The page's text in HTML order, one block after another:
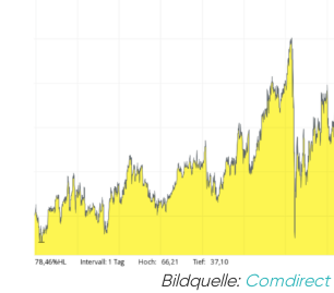
Bildquelle: Comdirect